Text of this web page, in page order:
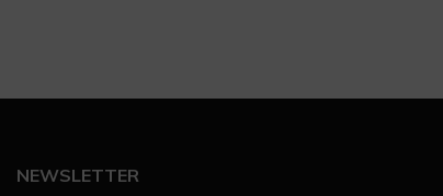
NEWSLETTER